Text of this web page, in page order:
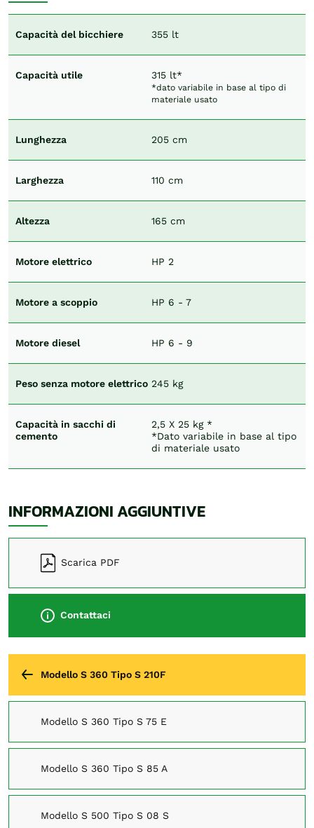
Capacità del bicchiere 355 lt
Capacità utile 315 lt*
*dato variabile in base al tipo di
materiale usato
Lunghezza 205 cm
Larghezza 110 cm
Altezza 165 cm
Motore elettrico HP 2
Motore a scoppio HP 6 - 7
Motore diesel HP 6 - 9
Peso senza motore elettrico 245 kg
Capacità in sacchi di
cemento
2,5 X 25 kg *
*Dato variabile in base al tipo
di materiale usato
INFORMAZIONI AGGIUNTIVE
Scarica PDF
Contattaci
Modello S 360 Tipo S 210F
Modello S 360 Tipo S 75 E
Modello S 360 Tipo S 85 A
Modello S 500 Tipo S 08 S